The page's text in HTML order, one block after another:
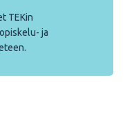
TEKin
ja